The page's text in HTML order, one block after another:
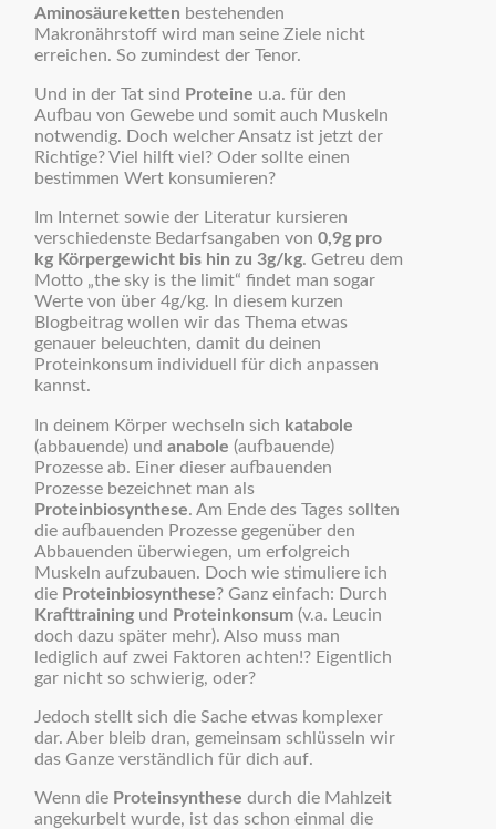
Aminosäureketten bestehenden
Makronährstoff wird man seine Ziele nicht
erreichen. So zumindest der Tenor.
Und in der Tat sind Proteine u.a. für den
Aufbau von Gewebe und somit auch Muskeln
notwendig. Doch welcher Ansatz ist jetzt der
Richtige? Viel hilft viel? Oder sollte einen
bestimmen Wert konsumieren?
Im Internet sowie der Literatur kursieren
verschiedenste Bedarfsangaben von 0,9g pro
kg Körpergewicht bis hin zu 3g/kg. Getreu dem
Motto „the sky is the limit“ findet man sogar
Werte von über 4g/kg. In diesem kurzen
Blogbeitrag wollen wir das Thema etwas
genauer beleuchten, damit du deinen
Proteinkonsum individuell für dich anpassen
kannst.
In deinem Körper wechseln sich katabole
(abbauende) und anabole (aufbauende)
Prozesse ab. Einer dieser aufbauenden
Prozesse bezeichnet man als
Proteinbiosynthese. Am Ende des Tages sollten
die aufbauenden Prozesse gegenüber den
Abbauenden überwiegen, um erfolgreich
Muskeln aufzubauen. Doch wie stimuliere ich
die Proteinbiosynthese? Ganz einfach: Durch
Krafttrainingund Proteinkonsum(v.a. Leucin
doch dazu später mehr). Also muss man
lediglich auf zwei Faktoren achten!? Eigentlich
gar nicht so schwierig, oder?
Jedoch stellt sich die Sache etwas komplexer
dar. Aber bleib dran, gemeinsam schlüsseln wir
das Ganze verständlich für dich auf.
Wenn die Proteinsynthese durch die Mahlzeit
angekurbelt wurde, ist das schon einmal die